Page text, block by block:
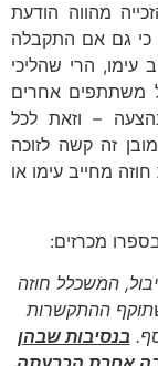
מהווה הודעת
כי גם אם התקבלה
עימו, הרי שהליכי
משתתפים אחרים
– וזאת לכל
זה קשה לזוכה
מחייב עימו או
מכרזים:
המשכלל חוזה
ההתקשרות
בנסיבות שבהן